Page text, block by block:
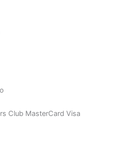
Club MasterCard Visa